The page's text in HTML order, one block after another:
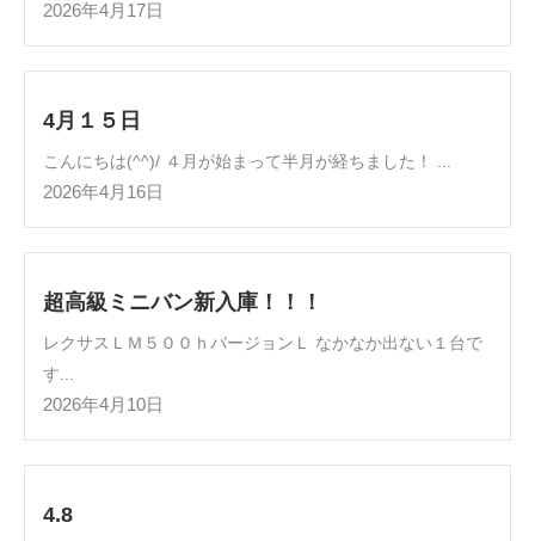
2026年4月17日
4月１５日
こんにちは(^^)/ ４月が始まって半月が経ちました！ ...
2026年4月16日
超高級ミニバン新入庫！！！
レクサスＬＭ５００ｈバージョンＬ なかなか出ない１台で
す...
2026年4月10日
4.8